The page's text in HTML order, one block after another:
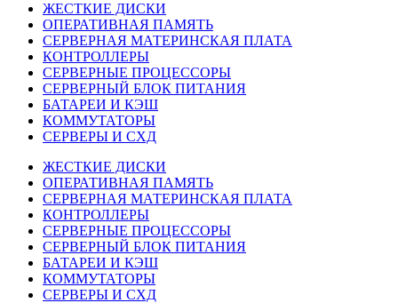
ЖЕСТКИЕ ДИСКИ
ОПЕРАТИВНАЯ ПАМЯТЬ
СЕРВЕРНАЯ МАТЕРИНСКАЯ ПЛАТА
КОНТРОЛЛЕРЫ
СЕРВЕРНЫЕ ПРОЦЕССОРЫ
СЕРВЕРНЫЙ БЛОК ПИТАНИЯ
БАТАРЕИ И КЭШ
КОММУТАТОРЫ
СЕРВЕРЫ И СХД
ЖЕСТКИЕ ДИСКИ
ОПЕРАТИВНАЯ ПАМЯТЬ
СЕРВЕРНАЯ МАТЕРИНСКАЯ ПЛАТА
КОНТРОЛЛЕРЫ
СЕРВЕРНЫЕ ПРОЦЕССОРЫ
СЕРВЕРНЫЙ БЛОК ПИТАНИЯ
БАТАРЕИ И КЭШ
КОММУТАТОРЫ
СЕРВЕРЫ И СХД